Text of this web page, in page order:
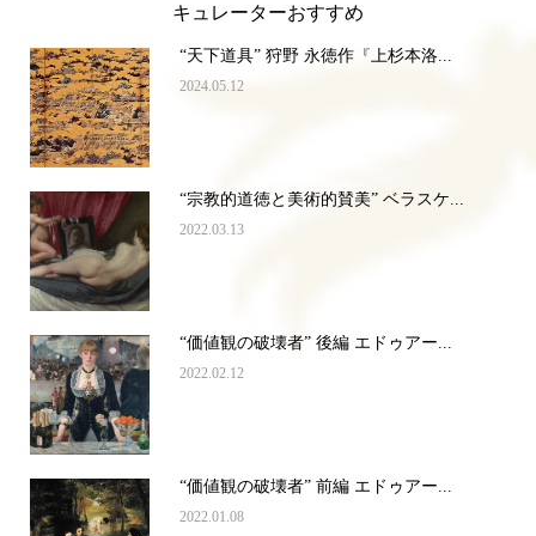
キュレーターおすすめ
“天下道具” 狩野 永徳作『上杉本洛...
2024.05.12
“宗教的道徳と美術的賛美” ベラスケ...
2022.03.13
“価値観の破壊者” 後編 エドゥアー...
2022.02.12
“価値観の破壊者” 前編 エドゥアー...
2022.01.08